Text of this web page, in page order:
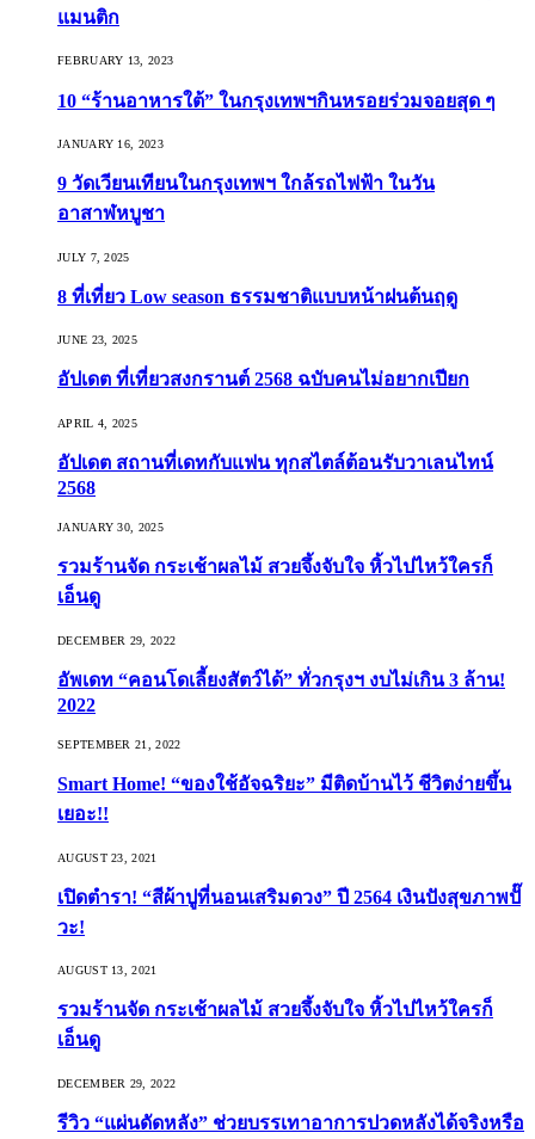
แมนติก
FEBRUARY 13, 2023
10 “ร้านอาหารใต้” ในกรุงเทพฯกินหรอยร่วมจอยสุด ๆ
JANUARY 16, 2023
9 วัดเวียนเทียนในกรุงเทพฯ ใกล้รถไฟฟ้า ในวัน
อาสาฬหบูชา
JULY 7, 2025
8 ที่เที่ยว Low season ธรรมชาติแบบหน้าฝนต้นฤดู️
JUNE 23, 2025
อัปเดต ที่เที่ยวสงกรานต์ 2568 ฉบับคนไม่อยากเปียก
APRIL 4, 2025
อัปเดต สถานที่เดทกับแฟน ทุกสไตล์ต้อนรับวาเลนไทน์
2568
JANUARY 30, 2025
รวมร้านจัด กระเช้าผลไม้ สวยจึ้งจับใจ หิ้วไปไหว้ใครก็
เอ็นดู
DECEMBER 29, 2022
อัพเดท “คอนโดเลี้ยงสัตว์ได้” ทั่วกรุงฯ งบไม่เกิน 3 ล้าน!
2022
SEPTEMBER 21, 2022
Smart Home! “ของใช้อัจฉริยะ” มีติดบ้านไว้ ชีวิตง่ายขึ้น
เยอะ!!
AUGUST 23, 2021
เปิดตำรา! “สีผ้าปูที่นอนเสริมดวง” ปี 2564 เงินปังสุขภาพปั๊
วะ!
AUGUST 13, 2021
รวมร้านจัด กระเช้าผลไม้ สวยจึ้งจับใจ หิ้วไปไหว้ใครก็
เอ็นดู
DECEMBER 29, 2022
รีวิว “แผ่นดัดหลัง” ช่วยบรรเทาอาการปวดหลังได้จริงหรือ